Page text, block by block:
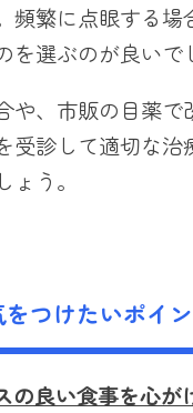
頻繁に点眼する場
を選ぶのが良いで
や、市販の目薬で
受診して適切な治
ょう。
つけたいポイ
の良い食事を心が